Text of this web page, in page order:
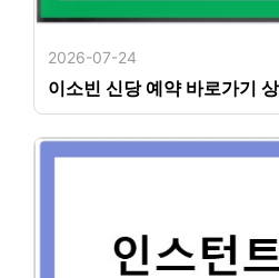
2026-07-24
이소빈 신당 예약 바로가기